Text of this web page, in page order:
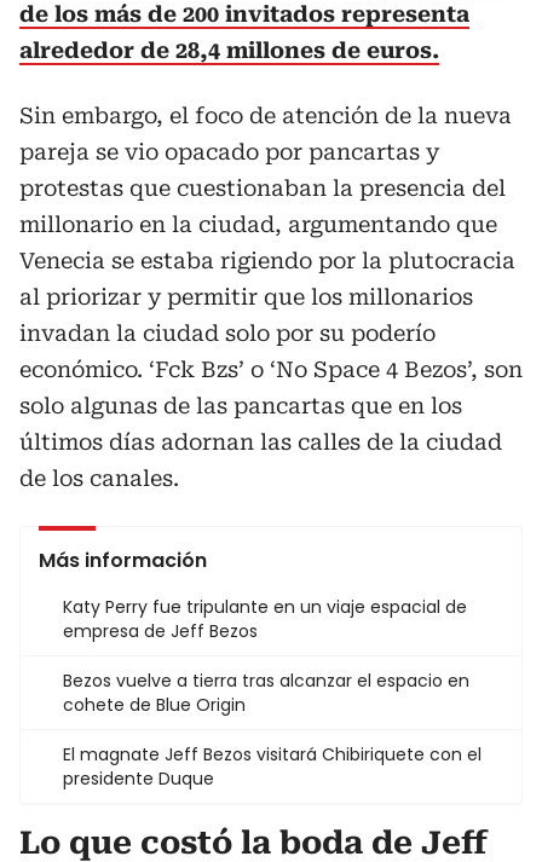
de los más de 200 invitados representa
alrededor de 28,4 millones de euros.
Sin embargo, el foco de atención de la nueva
pareja se vio opacado por pancartas y
protestas que cuestionaban la presencia del
millonario en la ciudad, argumentando que
Venecia se estaba rigiendo por la plutocracia
al priorizar y permitir que los millonarios
invadan la ciudad solo por su poderío
económico. ‘Fck Bzs’ o ‘No Space 4 Bezos’, son
solo algunas de las pancartas que en los
últimos días adornan las calles de la ciudad
de los canales.
Más información
Katy Perry fue tripulante en un viaje espacial de
empresa de Jeff Bezos
Bezos vuelve a tierra tras alcanzar el espacio en
cohete de Blue Origin
El magnate Jeff Bezos visitará Chibiriquete con el
presidente Duque
Lo que costó la boda de Jeff